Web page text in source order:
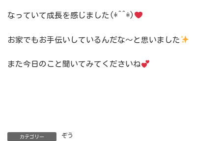
なっていて成長を感じました(*^^*)
お家でもお手伝いしているんだな～と思いました
また今日のこと聞いてみてくださいね
カテゴリー ぞう